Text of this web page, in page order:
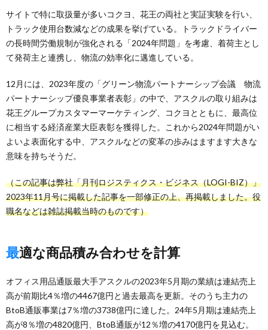
サイトで特に取扱量が多いコクヨ、花王の両社と実証実験を行い、
トラック使用台数減などの成果を挙げている。トラックドライバー
の長時間労働規制が強化される「2024年問題」を考慮、着荷主とし
て発荷主と連携し、物流の効率化に邁進している。
12月には、2023年度の「グリーン物流パートナーシップ会議 物流
パートナーシップ優良事業者表彰」の中で、アスクルの取り組みは
花王グループカスタマーマーケティング、コクヨとともに、最高位
に相当する経済産業大臣表彰を獲得した。これから2024年問題がい
よいよ表面化する中、アスクルなどの変革の歩みはますます大きな
意味を持ちそうだ。
（この記事は弊社「月刊ロジスティクス・ビジネス（LOGI-BIZ）」
2023年11月号に掲載した記事を一部修正の上、再掲載しました。役
職名などは雑誌掲載当時のものです）
最適な商品積み合わせを計算
オフィス用品通販最大手アスクルの2023年5月期の業績は連結売上
高が前期比4％増の4467億円と過去最高を更新。そのうち主力の
BtoB通販事業は7％増の3738億円に達した。24年5月期は連結売上
高が8％増の4820億円、BtoB通販が12％増の4170億円を見込む。